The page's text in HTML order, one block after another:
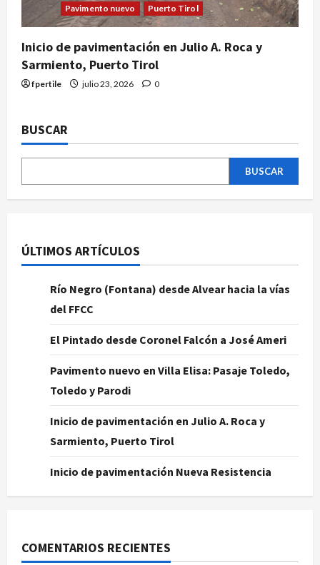
Pavimento nuevo Puerto Tirol
Inicio de pavimentación en Julio A. Roca y
Sarmiento, Puerto Tirol
fpertile julio 23, 2026 0
BUSCAR
BUSCAR
ÚLTIMOS ARTÍCULOS
Río Negro (Fontana) desde Alvear hacia la vías
del FFCC
El Pintado desde Coronel Falcón a José Ameri
Pavimento nuevo en Villa Elisa: Pasaje Toledo,
Toledo y Parodi
Inicio de pavimentación en Julio A. Roca y
Sarmiento, Puerto Tirol
Inicio de pavimentación Nueva Resistencia
COMENTARIOS RECIENTES